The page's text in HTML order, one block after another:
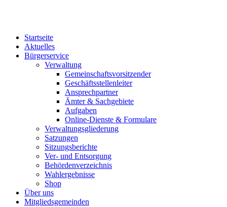
Startseite
Aktuelles
Bürgerservice
Verwaltung
Gemeinschaftsvorsitzender
Geschäftsstellenleiter
Ansprechpartner
Ämter & Sachgebiete
Aufgaben
Online-Dienste & Formulare
Verwaltungsgliederung
Satzungen
Sitzungsberichte
Ver- und Entsorgung
Behördenverzeichnis
Wahlergebnisse
Shop
Über uns
Mitgliedsgemeinden